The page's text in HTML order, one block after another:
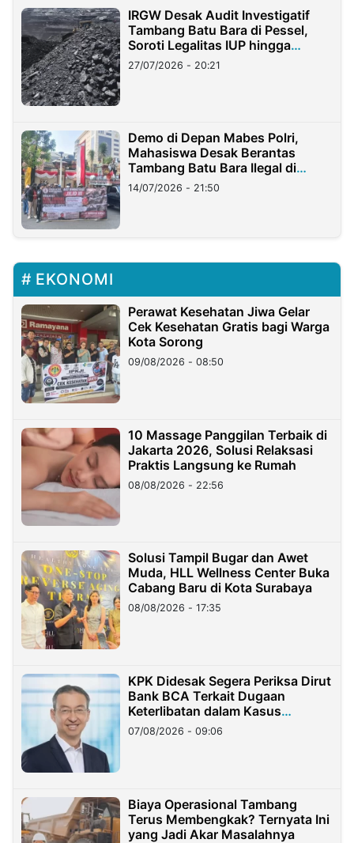
IRGW Desak Audit Investigatif
Tambang Batu Bara di Pessel,
Soroti Legalitas IUP hingga
Stockpile
27/07/2026 - 20:21
Demo di Depan Mabes Polri,
Mahasiswa Desak Berantas
Tambang Batu Bara Ilegal di
Lampung
14/07/2026 - 21:50
EKONOMI
Perawat Kesehatan Jiwa Gelar
Cek Kesehatan Gratis bagi Warga
Kota Sorong
09/08/2026 - 08:50
10 Massage Panggilan Terbaik di
Jakarta 2026, Solusi Relaksasi
Praktis Langsung ke Rumah
08/08/2026 - 22:56
Solusi Tampil Bugar dan Awet
Muda, HLL Wellness Center Buka
Cabang Baru di Kota Surabaya
08/08/2026 - 17:35
KPK Didesak Segera Periksa Dirut
Bank BCA Terkait Dugaan
Keterlibatan dalam Kasus
Hilangnya Dana Nasabah Rp2,58
Miliar
07/08/2026 - 09:06
Biaya Operasional Tambang
Terus Membengkak? Ternyata Ini
yang Jadi Akar Masalahnya